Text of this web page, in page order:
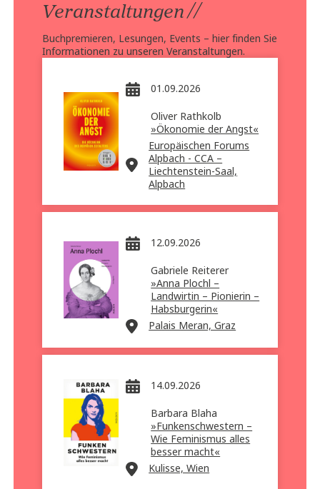
Veranstaltungen //
Buchpremieren, Lesungen, Events – hier finden Sie
Informationen zu unseren Veranstaltungen.
01.09.2026
Oliver Rathkolb
»Ökonomie der Angst«
Europäischen Forums
Alpbach - CCA –
Liechtenstein-Saal,
Alpbach
12.09.2026
Gabriele Reiterer
»Anna Plochl –
Landwirtin – Pionierin –
Habsburgerin«
Palais Meran, Graz
14.09.2026
Barbara Blaha
»Funkenschwestern –
Wie Feminismus alles
besser macht«
Kulisse, Wien